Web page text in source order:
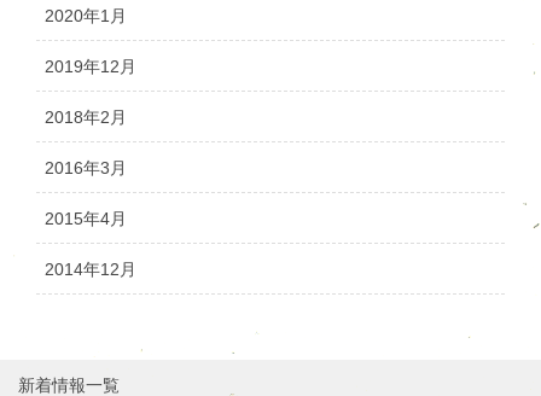
2020年1月
2019年12月
2018年2月
2016年3月
2015年4月
2014年12月
新着情報一覧